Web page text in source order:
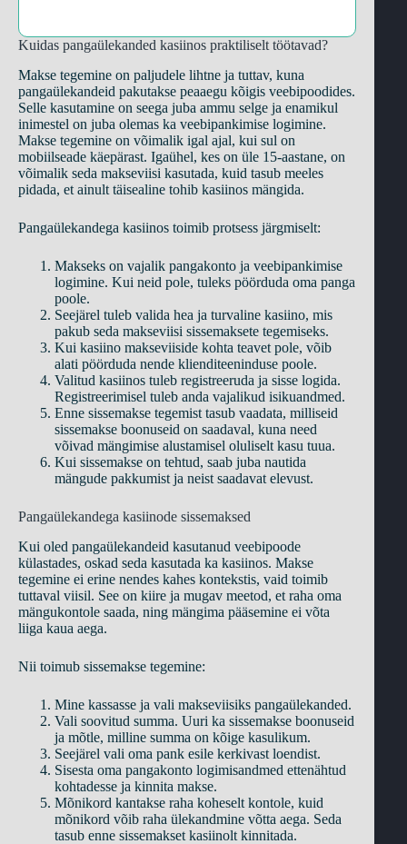
Kuidas pangaülekanded kasiinos praktiliselt töötavad?
Makse tegemine on paljudele lihtne ja tuttav, kuna
pangaülekandeid pakutakse peaaegu kõigis veebipoodides.
Selle kasutamine on seega juba ammu selge ja enamikul
inimestel on juba olemas ka veebipankimise logimine.
Makse tegemine on võimalik igal ajal, kui sul on
mobiilseade käepärast. Igaühel, kes on üle 15-aastane, on
võimalik seda makseviisi kasutada, kuid tasub meeles
pidada, et ainult täisealine tohib kasiinos mängida.
Pangaülekandega kasiinos toimib protsess järgmiselt:
Makseks on vajalik pangakonto ja veebipankimise
logimine. Kui neid pole, tuleks pöörduda oma panga
poole.
Seejärel tuleb valida hea ja turvaline kasiino, mis
pakub seda makseviisi sissemaksete tegemiseks.
Kui kasiino makseviiside kohta teavet pole, võib
alati pöörduda nende klienditeeninduse poole.
Valitud kasiinos tuleb registreeruda ja sisse logida.
Registreerimisel tuleb anda vajalikud isikuandmed.
Enne sissemakse tegemist tasub vaadata, milliseid
sissemakse boonuseid on saadaval, kuna need
võivad mängimise alustamisel oluliselt kasu tuua.
Kui sissemakse on tehtud, saab juba nautida
mängude pakkumist ja neist saadavat elevust.
Pangaülekandega kasiinode sissemaksed
Kui oled pangaülekandeid kasutanud veebipoode
külastades, oskad seda kasutada ka kasiinos. Makse
tegemine ei erine nendes kahes kontekstis, vaid toimib
tuttaval viisil. See on kiire ja mugav meetod, et raha oma
mängukontole saada, ning mängima pääsemine ei võta
liiga kaua aega.
Nii toimub sissemakse tegemine:
Mine kassasse ja vali makseviisiks pangaülekanded.
Vali soovitud summa. Uuri ka sissemakse boonuseid
ja mõtle, milline summa on kõige kasulikum.
Seejärel vali oma pank esile kerkivast loendist.
Sisesta oma pangakonto logimisandmed ettenähtud
kohtadesse ja kinnita makse.
Mõnikord kantakse raha koheselt kontole, kuid
mõnikord võib raha ülekandmine võtta aega. Seda
tasub enne sissemakset kasiinolt kinnitada.